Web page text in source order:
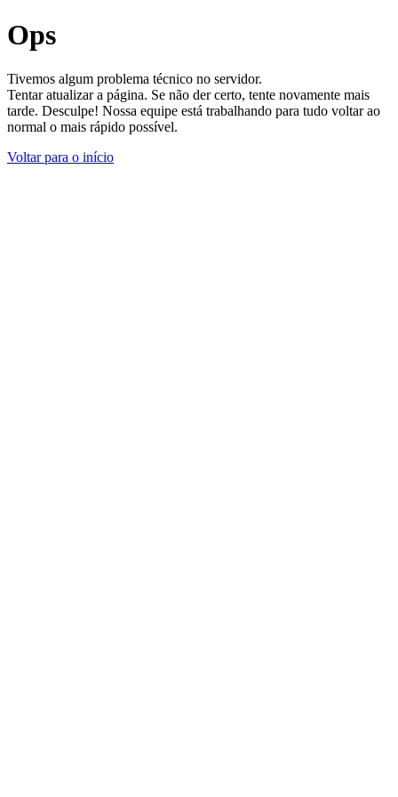
Ops
Tivemos algum problema técnico no servidor.
Tentar atualizar a página. Se não der certo, tente novamente mais
tarde. Desculpe! Nossa equipe está trabalhando para tudo voltar ao
normal o mais rápido possível.
Voltar para o início